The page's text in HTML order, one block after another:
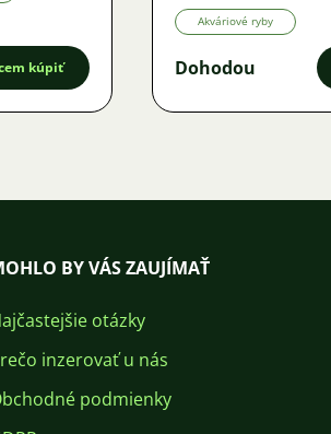
kúpiť
Akváriové ryby
Dohodou
BY VÁS ZAUJÍMAŤ
otázky
inzerovať u nás
podmienky